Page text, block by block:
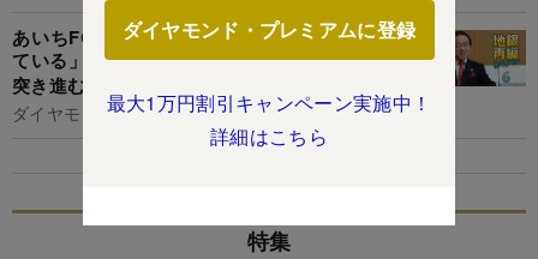
ダイヤモンド・プレミアムに登録
最大1万円割引キャンペーン実施中！
詳細はこちら
あいちFG社長が経営統合の相手に「信金も考え
ている」と明言！東海3県の再編を“先手必勝”で
突き進む拡大野心の全貌
ダイヤモンド編集部,永吉泰貴
特集